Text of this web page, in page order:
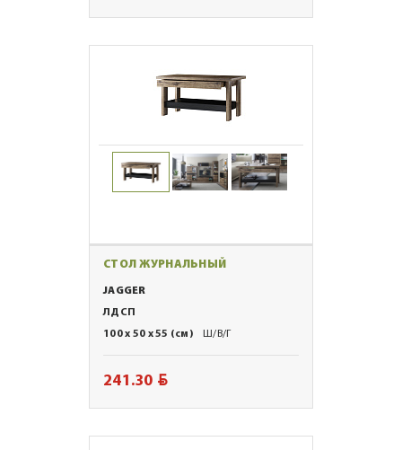
СТОЛ ЖУРНАЛЬНЫЙ
JAGGER
ЛДСП
100 x 50 x 55 (см)
Ш/В/Г
241.30 BYN